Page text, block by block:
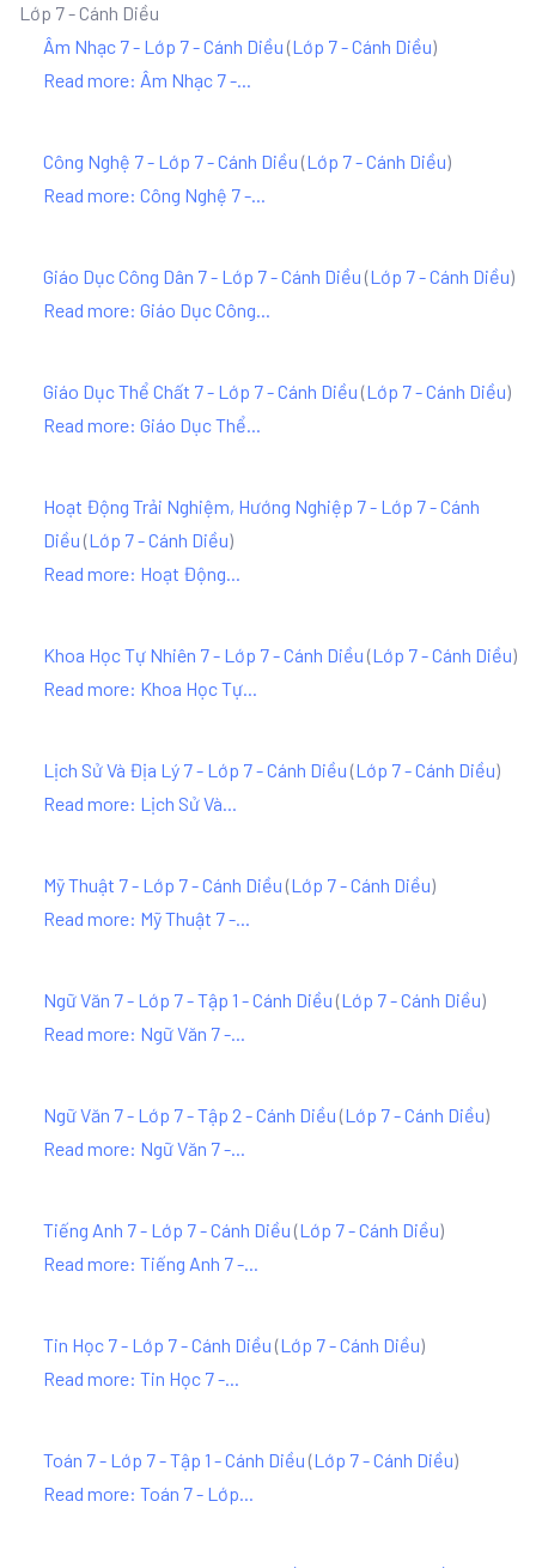
Lớp 7 - Cánh Diều
Âm Nhạc 7 - Lớp 7 - Cánh Diều (Lớp 7 - Cánh Diều)
Read more: Âm Nhạc 7 -...
Công Nghệ 7 - Lớp 7 - Cánh Diều (Lớp 7 - Cánh Diều)
Read more: Công Nghệ 7 -...
Giáo Dục Công Dân 7 - Lớp 7 - Cánh Diều (Lớp 7 - Cánh Diều)
Read more: Giáo Dục Công...
Giáo Dục Thể Chất 7 - Lớp 7 - Cánh Diều (Lớp 7 - Cánh Diều)
Read more: Giáo Dục Thể...
Hoạt Động Trải Nghiệm, Hướng Nghiệp 7 - Lớp 7 - Cánh
Diều (Lớp 7 - Cánh Diều)
Read more: Hoạt Động...
Khoa Học Tự Nhiên 7 - Lớp 7 - Cánh Diều (Lớp 7 - Cánh Diều)
Read more: Khoa Học Tự...
Lịch Sử Và Địa Lý 7 - Lớp 7 - Cánh Diều (Lớp 7 - Cánh Diều)
Read more: Lịch Sử Và...
Mỹ Thuật 7 - Lớp 7 - Cánh Diều (Lớp 7 - Cánh Diều)
Read more: Mỹ Thuật 7 -...
Ngữ Văn 7 - Lớp 7 - Tập 1 - Cánh Diều (Lớp 7 - Cánh Diều)
Read more: Ngữ Văn 7 -...
Ngữ Văn 7 - Lớp 7 - Tập 2 - Cánh Diều (Lớp 7 - Cánh Diều)
Read more: Ngữ Văn 7 -...
Tiếng Anh 7 - Lớp 7 - Cánh Diều (Lớp 7 - Cánh Diều)
Read more: Tiếng Anh 7 -...
Tin Học 7 - Lớp 7 - Cánh Diều (Lớp 7 - Cánh Diều)
Read more: Tin Học 7 -...
Toán 7 - Lớp 7 - Tập 1 - Cánh Diều (Lớp 7 - Cánh Diều)
Read more: Toán 7 - Lớp...